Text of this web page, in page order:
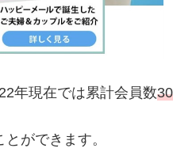
年現在では累計会員数
ができます。